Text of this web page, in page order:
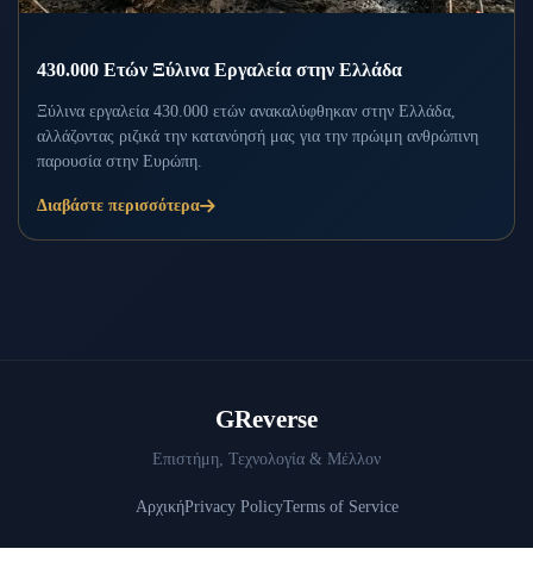
430.000 Ετών Ξύλινα Εργαλεία στην Ελλάδα
Ξύλινα εργαλεία 430.000 ετών ανακαλύφθηκαν στην Ελλάδα,
αλλάζοντας ριζικά την κατανόησή μας για την πρώιμη ανθρώπινη
παρουσία στην Ευρώπη.
Διαβάστε περισσότερα
GReverse
Επιστήμη, Τεχνολογία & Μέλλον
ΑρχικήPrivacy PolicyTerms of Service